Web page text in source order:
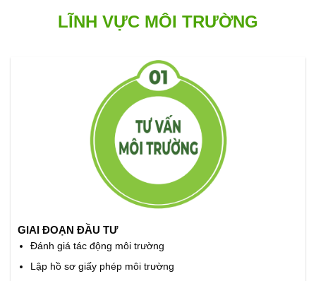
LĨNH VỰC MÔI TRƯỜNG
GIAI ĐOẠN ĐẦU TƯ
Đánh giá tác động môi trường
Lập hồ sơ giấy phép môi trường